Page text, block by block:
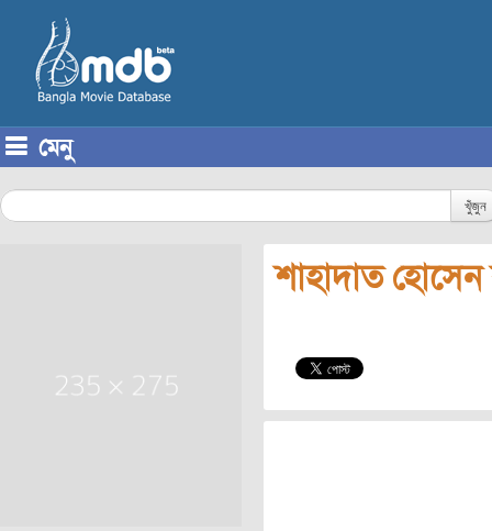
মেনু
খুঁজুন
শাহাদাত হোসেন